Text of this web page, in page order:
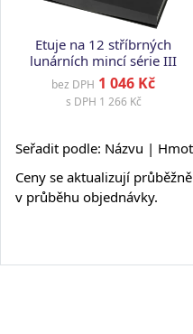
Etuje na 12 stříbrných
lunárních mincí série III
bez DPH 1 046 Kč
s DPH 1 266 Kč
Seřadit podle: Názvu |
Ceny se aktualizují
v průběhu objednávky.